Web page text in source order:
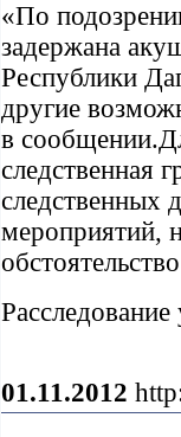
«По
задержана
Республики
другие
в
следственная
следственных
мероприятий,
01.11.2012